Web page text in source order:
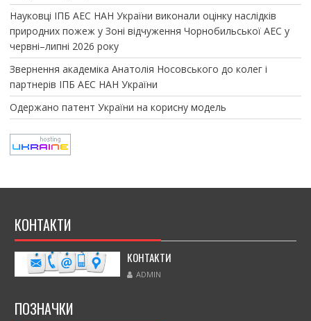
Науковці ІПБ АЕС НАН України виконали оцінку наслідків
природних пожеж у Зоні відчуження Чорнобильської АЕС у
червні–липні 2026 року
Звернення академіка Анатолія Носовського до колег і
партнерів ІПБ АЕС НАН України
Одержано патент України на корисну модель
КОНТАКТИ
КОНТАКТИ
ADMIN
ПОЗНАЧКИ